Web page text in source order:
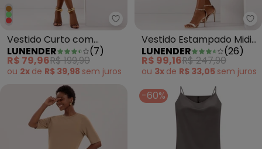
Lunender - Vestido Curto com
Vestido Curto com
Recorte e Torção
Marrom
LUNENDER (7)
R$ 79,96R$ 199,90
ou 2x de R$ 39,98 sem juros
Vestido Estampado Midi
com Torção no Decote
Azul
LUNENDER (26)
R$ 99,16R$ 247,90
ou 3x de R$ 33,05 sem juros
-60%